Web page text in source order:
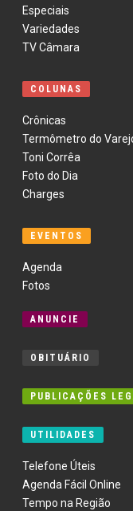
Especiais
Variedades
TV Câmara
COLUNAS
Crônicas
Termômetro do
Toni Corrêa
Foto do Dia
Charges
EVENTOS
Agenda
Fotos
ANUNCIE
OBITUÁRIO
PUBLICAÇÕES
UTILIDADES
Telefone Úteis
Agenda Fácil Online
Tempo na Região